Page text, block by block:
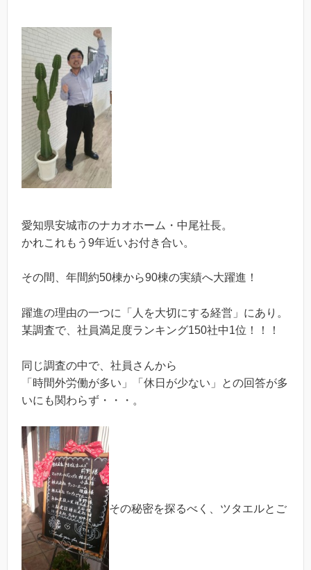
愛知県安城市のナカオホーム・中尾社長。
かれこれもう9年近いお付き合い。
その間、年間約50棟から90棟の実績へ大躍進！
躍進の理由の一つに「人を大切にする経営」にあり。
某調査で、社員満足度ランキング150社中1位！！！
同じ調査の中で、社員さんから
「時間外労働が多い」「休日が少ない」との回答が多
いにも関わらず・・・。
その秘密を探るべく、ツタエルとご